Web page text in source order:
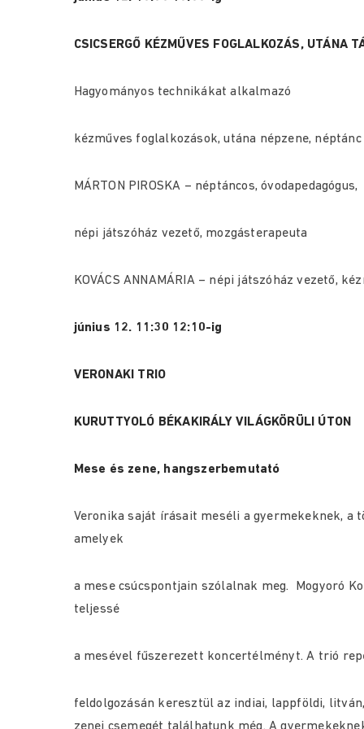
CSICSERGŐ KÉZMŰVES FOGLALKOZÁS, UTÁNA
Hagyományos technikákat alkalmazó
kézműves foglalkozások, utána népzene,
MÁRTON PIROSKA – néptáncos, óvodapedagógus,
népi játszóház vezető, mozgásterapeuta
KOVÁCS ANNAMÁRIA – népi játszóház vezető,
június 12. 11:30 12:10-ig
VERONAKI TRIO
KURUTTYOLÓ BÉKAKIRÁLY VILÁGKÖRÜLI ÚTON
Mese és zene, hangszerbemutató
Veronika saját írásait meséli a gyermekeknek, a
amelyek
a mese csúcspontjain szólalnak meg. Mogyoró
teljessé
a mesével fűszerezett koncertélményt. A trió
feldolgozásán keresztül az indiai, lappföldi,